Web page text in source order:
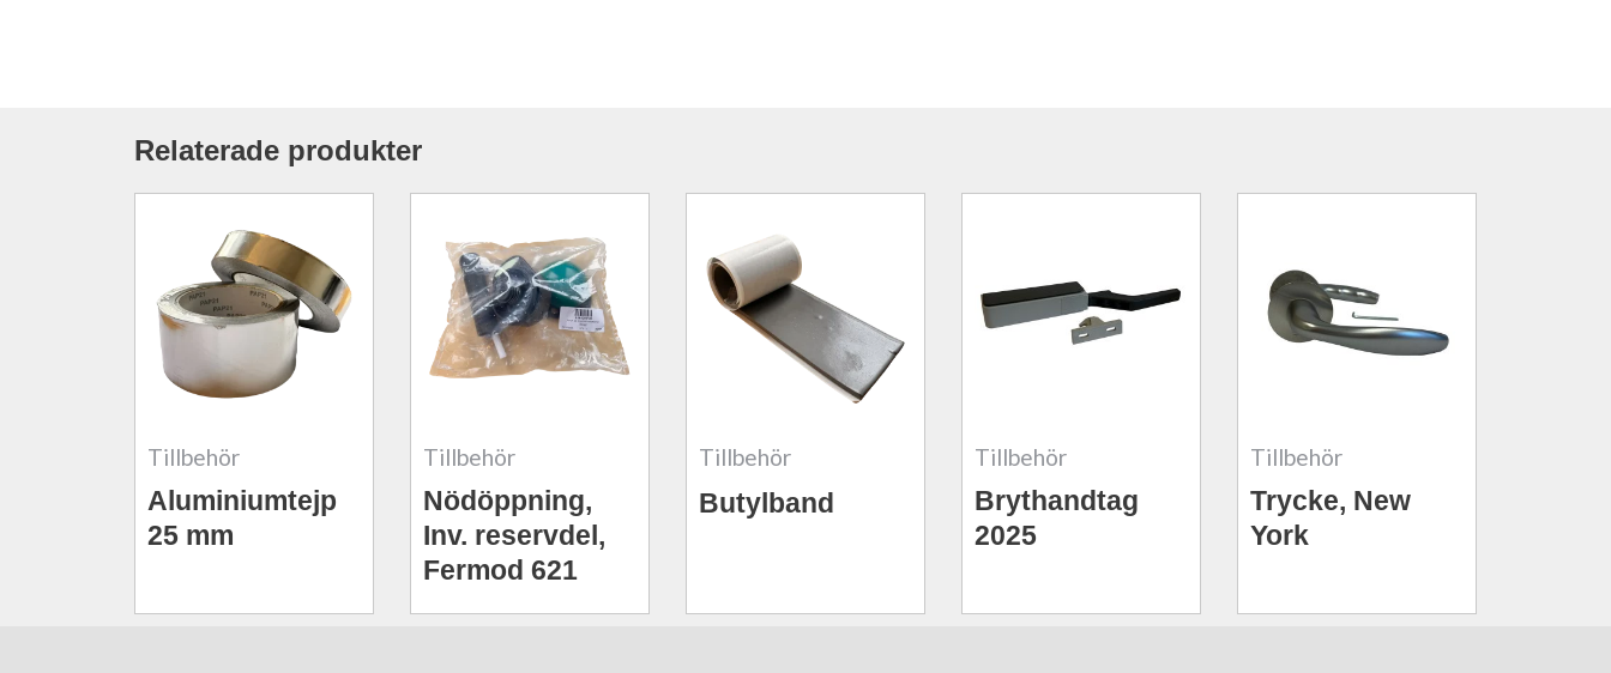
Relaterade produkter
Tillbehör
Aluminiumtejp
25 mm
Tillbehör
Nödöppning,
Inv. reservdel,
Fermod 621
Tillbehör
Butylband
Tillbehör
Brythandtag
2025
Tillbehör
Trycke, New
York